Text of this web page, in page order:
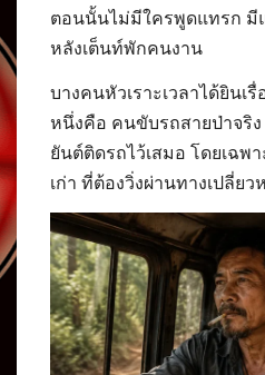
ตอนนั้นไม่มีใครพูดแทรก มี
หลังเต็นท์พักคนงาน
บางคนหัวเราะเวลาได้ยินเ
หนึ่งคือ คนขับรถสายป่าจริ
ยันต์ติดรถไว้เสมอ โดยเฉพ
เก่า ที่ต้องวิ่งผ่านทางเปลี่ย